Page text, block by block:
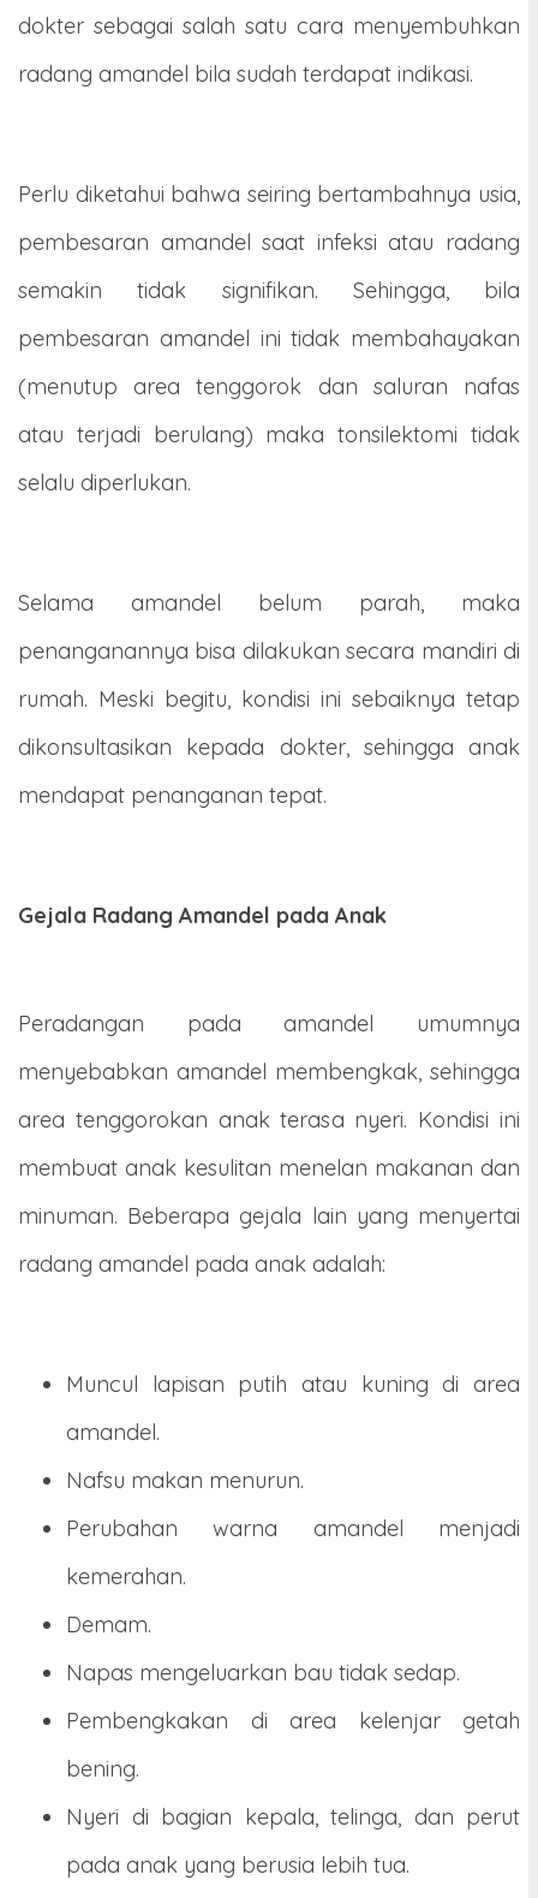
dokter sebagai salah satu cara menyembuhkan
radang amandel bila sudah terdapat indikasi.
Perlu diketahui bahwa seiring bertambahnya usia,
pembesaran amandel saat infeksi atau radang
semakin tidak signifikan. Sehingga, bila
pembesaran amandel ini tidak membahayakan
(menutup area tenggorok dan saluran nafas
atau terjadi berulang) maka tonsilektomi tidak
selalu diperlukan.
Selama amandel belum parah, maka
penanganannya bisa dilakukan secara mandiri di
rumah. Meski begitu, kondisi ini sebaiknya tetap
dikonsultasikan kepada dokter, sehingga anak
mendapat penanganan tepat.
Gejala Radang Amandel pada Anak
Peradangan pada amandel umumnya
menyebabkan amandel membengkak, sehingga
area tenggorokan anak terasa nyeri. Kondisi ini
membuat anak kesulitan menelan makanan dan
minuman. Beberapa gejala lain yang menyertai
radang amandel pada anak adalah:
Muncul lapisan putih atau kuning di area
amandel.
Nafsu makan menurun.
Perubahan warna amandel menjadi
kemerahan.
Demam.
Napas mengeluarkan bau tidak sedap.
Pembengkakan di area kelenjar getah
bening.
Nyeri di bagian kepala, telinga, dan perut
pada anak yang berusia lebih tua.